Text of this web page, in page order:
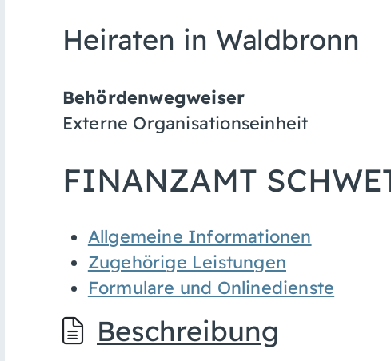
Heiraten in Waldbronn
Behördenwegweiser
Externe Organisationseinheit
FINANZAMT
Allgemeine Informationen
Zugehörige Leistungen
Formulare und Onlinedienste
Beschreibung